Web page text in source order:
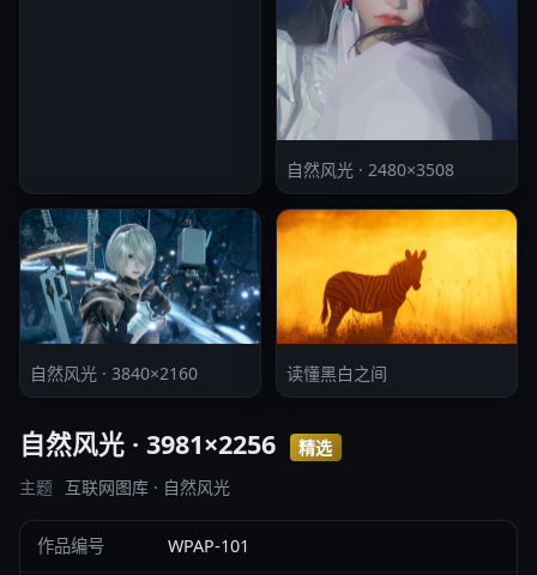
自然风光 · 2480×3508
自然风光 · 3840×2160 读懂黑白之间
自然风光 · 3981×2256
精选
主题 互联网图库 · 自然风光
作品编号 WPAP-101